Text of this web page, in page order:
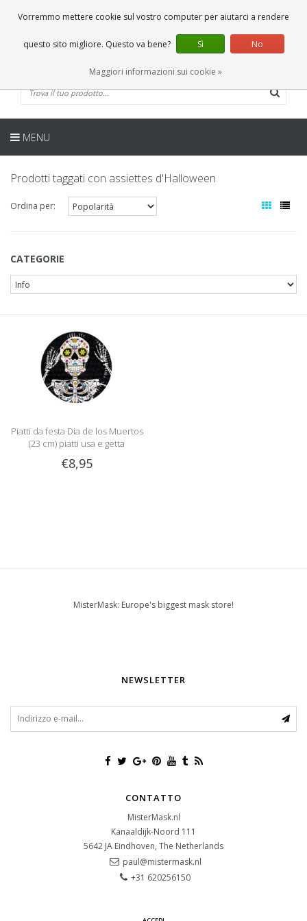
0 Articoli
IT
MENU
Prodotti taggati con assiettes d'Halloween
Ordina per:
CATEGORIE
Piatti da festa Dia de los Muertos
(23 cm) piatti usa e getta
€8,95
MisterMask: Europe's biggest mask store!
NEWSLETTER
CONTATTO
MisterMask.nl
Kanaaldijk-Noord 111
5642 JA Eindhoven, The Netherlands
paul@mistermask.nl
+31 620256150
Vorremmo mettere cookie sul vostro computer per aiutarci a rendere
questo sito migliore. Questo va bene? Sì No
Maggiori informazioni sui cookie »